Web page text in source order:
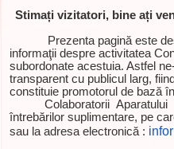
Stimați vizitatori, bine ați
Prezenta pagină este
informaţii despre activitatea
subordonate acestuia. Astfel
transparent cu publicul larg,
constituie promotorul de bază
Colaboratorii Aparatului
întrebărilor suplimentare, pe
sau la adresa electronică :